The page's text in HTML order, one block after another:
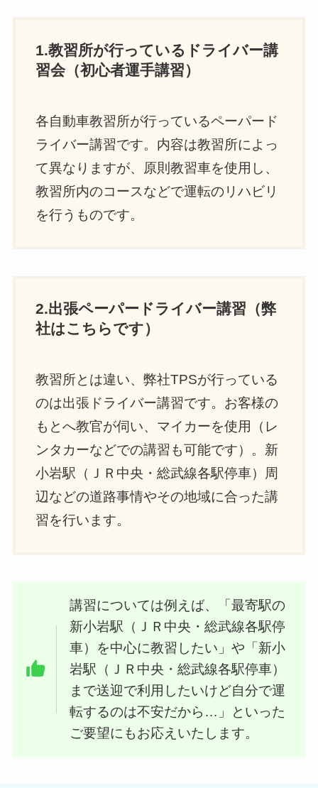
1.教習所が行っているドライバー講
習会（初心者運手講習）
各自動車教習所が行っているペーパード
ライバー講習です。内容は教習所によっ
て異なりますが、原則教習車を使用し、
教習所内のコースなどで運転のリハビリ
を行うものです。
2.出張ペーパードライバー講習（弊
社はこちらです）
教習所とは違い、弊社TPSが行っている
のは出張ドライバー講習です。お客様の
もとへ教官が伺い、マイカーを使用（レ
ンタカーなどでの講習も可能です）。新
小岩駅（ＪＲ中央・総武線各駅停車）周
辺などの道路事情やその地域に合った講
習を行います。
講習については例えば、「最寄駅の
新小岩駅（ＪＲ中央・総武線各駅停
車）を中心に教習したい」や「新小
岩駅（ＪＲ中央・総武線各駅停車）
まで送迎で利用したいけど自分で運
転するのは不安だから…」といった
ご要望にもお応えいたします。